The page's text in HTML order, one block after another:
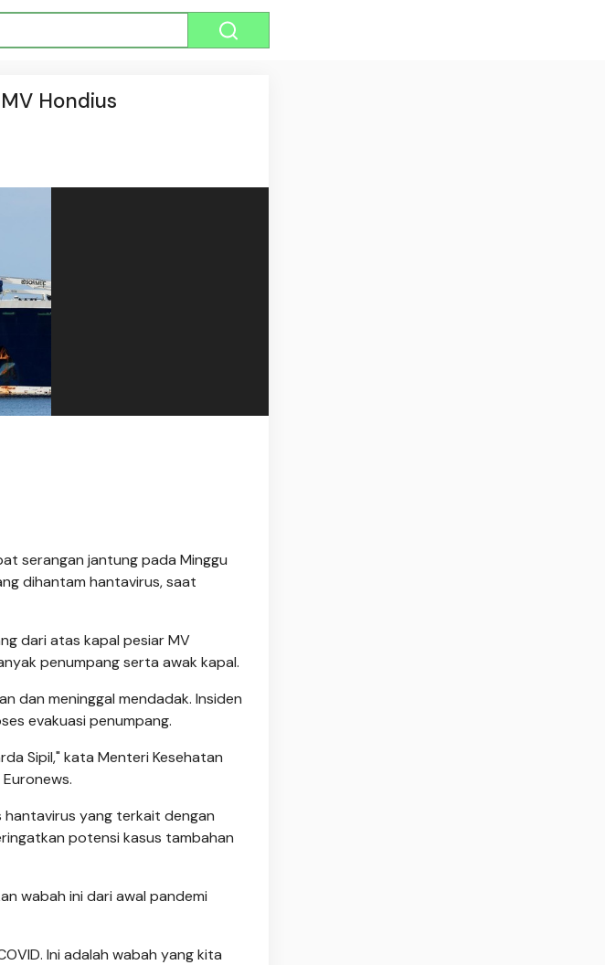
Hondius
serangan jantung pada Minggu
dihantam hantavirus, saat
dari atas kapal pesiar MV
penumpang serta awak kapal.
dan meninggal mendadak. Insiden
evakuasi penumpang.
Sipil," kata Menteri Kesehatan
hantavirus yang terkait dengan
potensi kasus tambahan
wabah ini dari awal pandemi
Ini adalah wabah yang kita